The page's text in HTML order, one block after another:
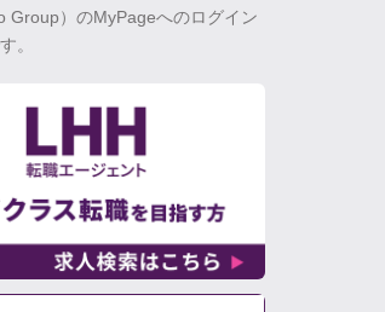
Group）のMyPageへのログイン
。